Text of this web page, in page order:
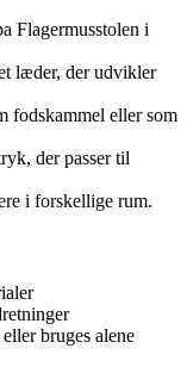
Flagermusstolen i
læder, der udvikler
fodskammel eller som
der passer til
i forskellige rum.
bruges alene